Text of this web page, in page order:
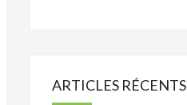
ARTICLES RÉCENTS